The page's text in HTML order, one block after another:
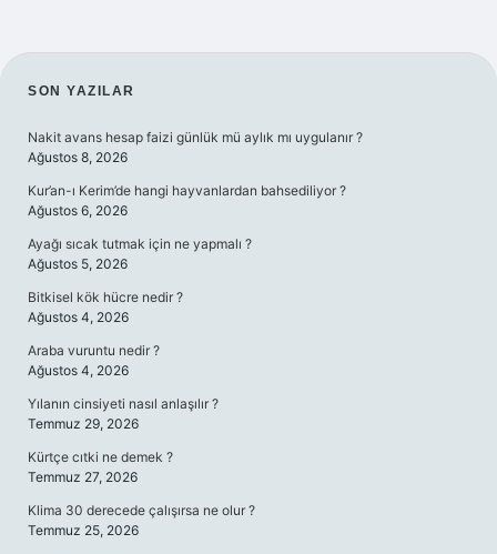
SIDEBAR
SON YAZILAR
Nakit avans hesap faizi günlük mü aylık mı uygulanır ?
Ağustos 8, 2026
Kur’an-ı Kerim’de hangi hayvanlardan bahsediliyor ?
Ağustos 6, 2026
Ayağı sıcak tutmak için ne yapmalı ?
Ağustos 5, 2026
Bitkisel kök hücre nedir ?
Ağustos 4, 2026
Araba vuruntu nedir ?
Ağustos 4, 2026
Yılanın cinsiyeti nasıl anlaşılır ?
Temmuz 29, 2026
Kürtçe cıtki ne demek ?
Temmuz 27, 2026
Klima 30 derecede çalışırsa ne olur ?
Temmuz 25, 2026